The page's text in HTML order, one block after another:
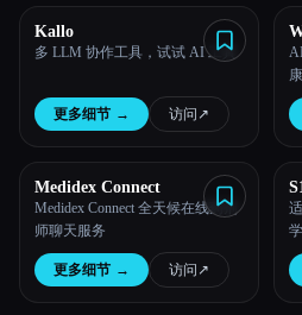
Kallo
多 LLM 协作工具，试试 AI 工具
更多细节 → 访问 ↗︎
Medidex Connect
Medidex Connect 全天候在线药剂
师聊天服务
更多细节 → 访问 ↗︎